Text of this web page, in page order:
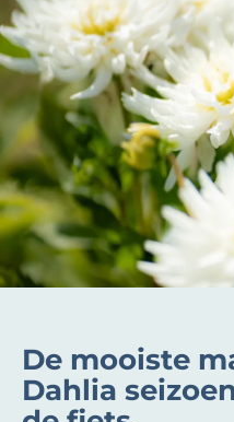
De mooiste
Dahlia